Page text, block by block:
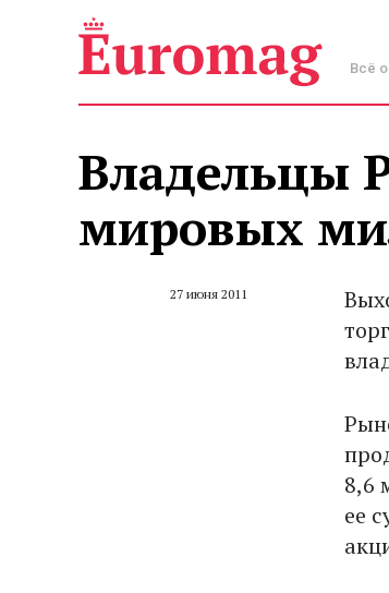
Всё
Владельцы
мировых
27 июня 2011
8,6
ее